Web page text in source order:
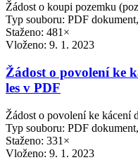
Žádost o koupi pozemku
Typ souboru: PDF
Staženo: 481×
Vloženo: 9. 1. 2023
Žádost o povolení ke
les v PDF
Žádost o povolení ke kácení
Typ souboru: PDF
Staženo: 331×
Vloženo: 9. 1. 2023